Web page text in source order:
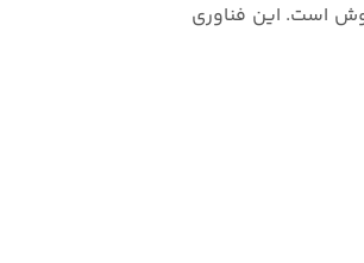
کلیدی این روش است. این فناوری